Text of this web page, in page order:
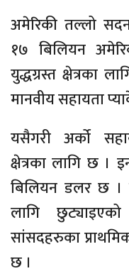
अमेरिकी तल्लो
१७ बिलियन
युद्धग्रस्त क्षेत्रका
मानवीय सहायता
यसैगरी अर्को
क्षेत्रका लागि छ ।
बिलियन डलर छ ।
लागि
सांसदहरुका
छ ।